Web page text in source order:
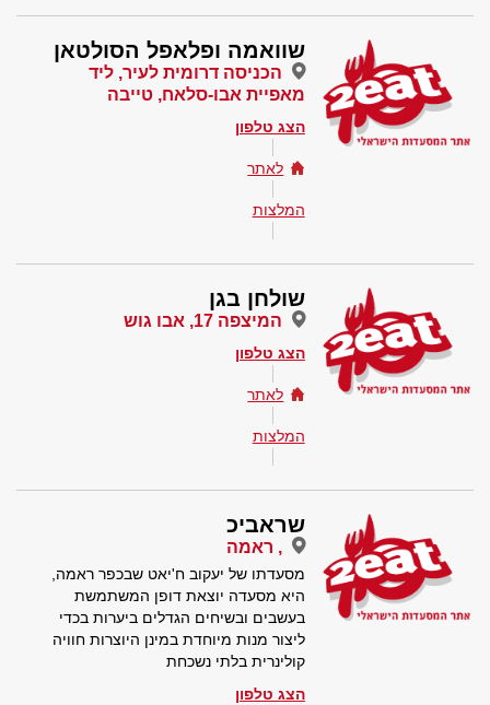
שוואמה ופלאפל הסולטאן
הכניסה דרומית לעיר, ליד
מאפיית אבו-סלאח, טייבה
הצג טלפון
לאתר
המלצות
שולחן בגן
המיצפה 17, אבו גוש
הצג טלפון
לאתר
המלצות
שראביכ
, ראמה
מסעדתו של יעקוב ח'יאט שבכפר ראמה,
היא מסעדה יוצאת דופן המשתמשת
בעשבים ובשיחים הגדלים ביערות בכדי
ליצור מנות מיוחדת במינן היוצרות חוויה
קולינרית בלתי נשכחת
הצג טלפון